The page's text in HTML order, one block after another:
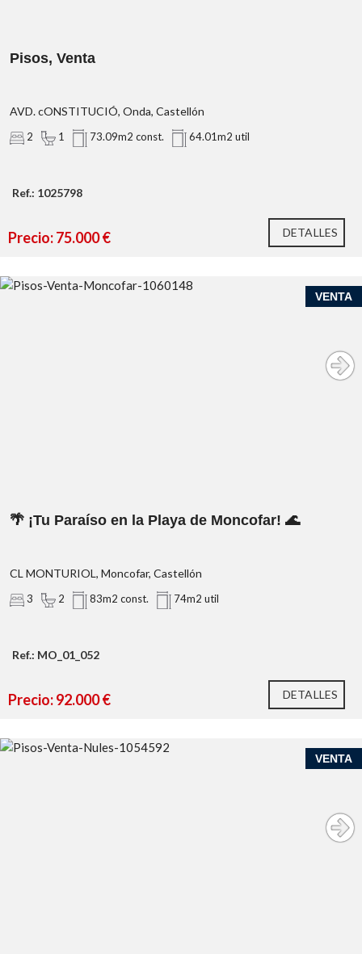
Pisos, Venta
AVD. cONSTITUCIÓ, Onda, Castellón
2 1 73.09m2 const. 64.01m2 util
Ref.: 1025798
Precio: 75.000 € DETALLES
VENTA
🌴 ¡Tu Paraíso en la Playa de Moncofar! 🌊
CL MONTURIOL, Moncofar, Castellón
3 2 83m2 const. 74m2 util
Ref.: MO_01_052
Precio: 92.000 € DETALLES
VENTA